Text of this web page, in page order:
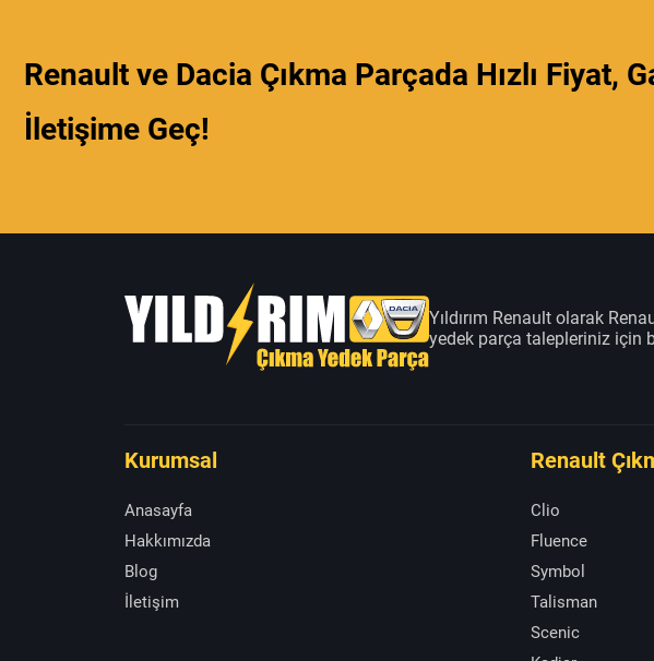
Renault ve Dacia Çıkma Parçada Hızlı Fiyat,
İletişime Geç!
Yıldırım Renault olarak
yedek parça talepleriniz için
Kurumsal
Anasayfa
Hakkımızda
Blog
İletişim
Renault
Clio
Fluence
Symbol
Talisman
Scenic